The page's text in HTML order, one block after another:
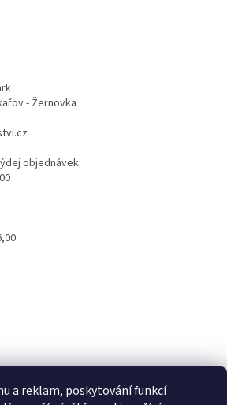
a reklam, poskytování funkcí
- Žernovka
objednávek:
HLEDAT